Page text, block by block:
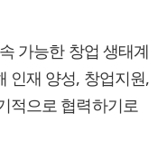
가능한 창업 생태계
인재 양성, 창업지원,
적으로 협력하기로